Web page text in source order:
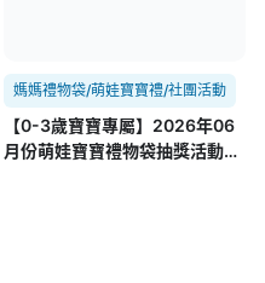
媽媽禮物袋/萌娃寶寶禮/社團活動
【0-3歲寶寶專屬】2026年06
月份萌娃寶寶禮物袋抽獎活動